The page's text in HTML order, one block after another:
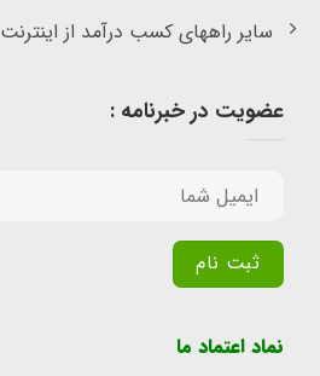
سایر راههای کسب درآمد از اینترنت
عضویت در خبرنامه :
نماد اعتماد ما